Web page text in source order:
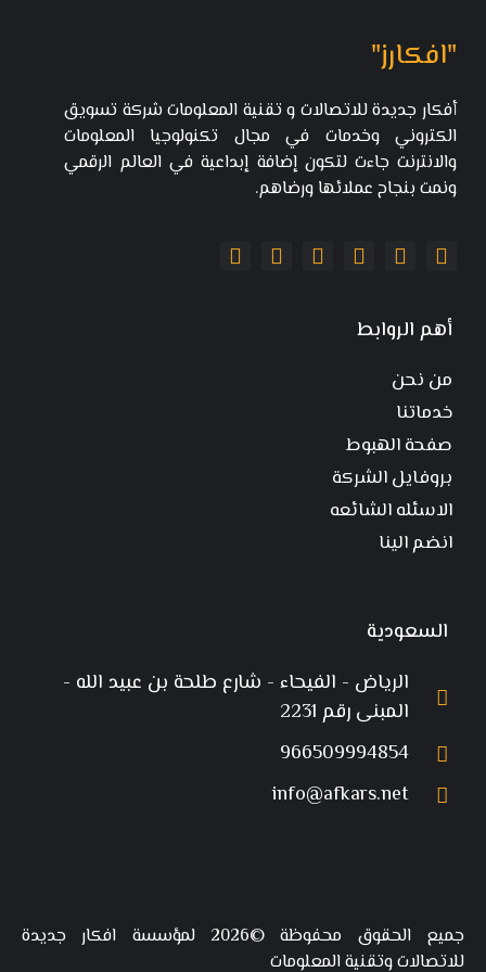
"افكارز"
أفكار جديدة للاتصالات و تقنية المعلومات شركة تسويق
الكتروني وخدمات في مجال تكنولوجيا المعلومات
والانترنت جاءت لتكون إضافة إبداعية في العالم الرقمي
ونمت بنجاح عملائها ورضاهم.
أهم الروابط
من نحن
خدماتنا
صفحة الهبوط
بروفايل الشركة
الاسئله الشائعه
انضم الينا
السعودية
الرياض - الفيحاء - شارع طلحة بن عبيد الله -
المبنى رقم 2231
966509994854
info@afkars.net
جميع الحقوق محفوظة ©2026 لمؤسسة افكار جديدة
للاتصالات وتقنية المعلومات